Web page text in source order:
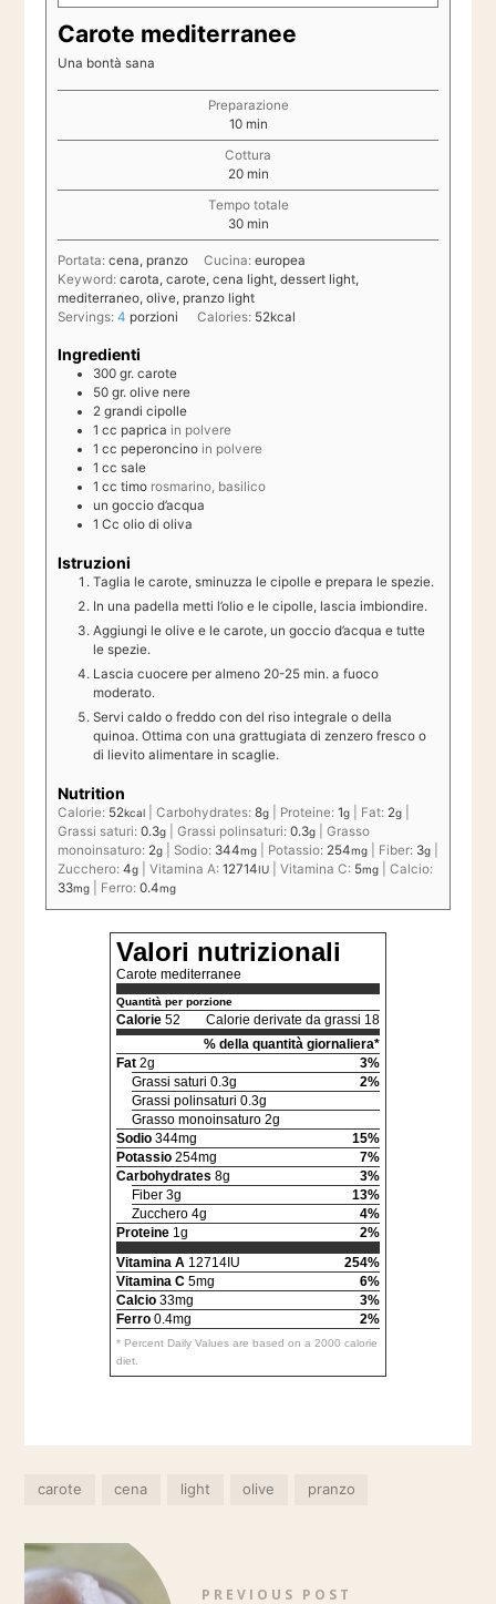
Carote mediterranee
Una bontà sana
Preparazione
10minuti
min
Cottura
20minuti
min
Tempo totale
30minuti
min
Portata: cena, pranzo Cucina: europea
Keyword: carota, carote, cena light, dessert light,
mediterraneo, olive, pranzo light
Servings: 4 porzioni Calories: 52kcal
Ingredienti
300 gr. carote
50 gr. olive nere
2 grandi cipolle
1 cc paprica in polvere
1 cc peperoncino in polvere
1 cc sale
1 cc timo rosmarino, basilico
un goccio d’acqua
1 Cc olio di oliva
Istruzioni
Taglia le carote, sminuzza le cipolle e prepara le spezie.
In una padella metti l’olio e le cipolle, lascia imbiondire.
Aggiungi le olive e le carote, un goccio d’acqua e tutte
le spezie.
Lascia cuocere per almeno 20-25 min. a fuoco
moderato.
Servi caldo o freddo con del riso integrale o della
quinoa. Ottima con una grattugiata di zenzero fresco o
di lievito alimentare in scaglie.
Nutrition
Calorie: 52kcal| Carbohydrates: 8g| Proteine: 1g| Fat: 2g|
Grassi saturi: 0.3g| Grassi polinsaturi: 0.3g| Grasso
monoinsaturo: 2g| Sodio: 344mg| Potassio: 254mg| Fiber: 3g|
Zucchero: 4g| Vitamina A: 12714IU| Vitamina C: 5mg| Calcio:
33mg| Ferro: 0.4mg
Valori nutrizionali
Carote mediterranee
Quantità per porzione
Calorie 52
Calorie derivate da grassi 18
% della quantità giornaliera*
Fat 2g
3%
Grassi saturi 0.3g
2%
Grassi polinsaturi 0.3g
Grasso monoinsaturo 2g
Sodio 344mg
15%
Potassio 254mg
7%
Carbohydrates 8g
3%
Fiber 3g
13%
Zucchero 4g
4%
Proteine 1g
2%
Vitamina A 12714IU
254%
Vitamina C 5mg
6%
Calcio 33mg
3%
Ferro 0.4mg 2%
* Percent Daily Values are based on a 2000 calorie
diet.
carote cena light olive pranzo
PREVIOUS POST